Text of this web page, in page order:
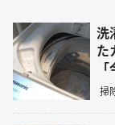
洗
た
掃